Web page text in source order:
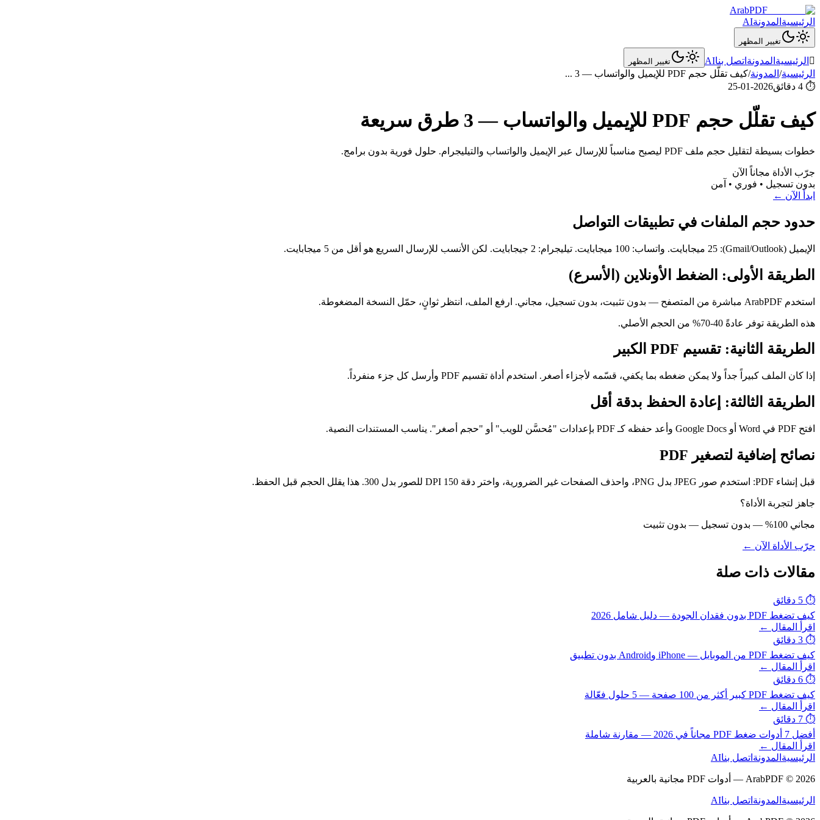
ArabPDF
الرئيسية المدونةAI
تغيير المظهر
 الرئيسية المدونة اتصل بناAI تغيير المظهر
الرئيسية/ المدونة/كيف تقلّل حجم PDF للإيميل والواتساب — 3
...
⏱ 4 دقائق 2026-01-25
كيف تقلّل حجم PDF للإيميل والواتساب — 3 طرق سريعة
خطوات بسيطة لتقليل حجم ملف PDF ليصبح مناسباً للإرسال عبر الإيميل والواتساب والتيليجرام. حلول فورية بدون برامج.
جرّب الأداة مجاناً الآن
بدون تسجيل • فوري • آمن
ابدأ الآن ←
حدود حجم الملفات في تطبيقات التواصل
الإيميل (Gmail/Outlook): 25 ميجابايت. واتساب: 100 ميجابايت. تيليجرام: 2 جيجابايت. لكن الأنسب للإرسال السريع هو أقل من 5 ميجابايت.
الطريقة الأولى: الضغط الأونلاين (الأسرع)
استخدم ArabPDF مباشرة من المتصفح — بدون تثبيت، بدون تسجيل، مجاني. ارفع الملف، انتظر ثوانٍ، حمّل النسخة المضغوطة.
هذه الطريقة توفر عادةً 40-70% من الحجم الأصلي.
الطريقة الثانية: تقسيم PDF الكبير
إذا كان الملف كبيراً جداً ولا يمكن ضغطه بما يكفي، قسّمه لأجزاء أصغر. استخدم أداة تقسيم PDF وأرسل كل جزء منفرداً.
الطريقة الثالثة: إعادة الحفظ بدقة أقل
افتح PDF في Word أو Google Docs وأعد حفظه كـ PDF بإعدادات "مُحسَّن للويب" أو "حجم أصغر". يناسب المستندات النصية.
نصائح إضافية لتصغير PDF
قبل إنشاء PDF: استخدم صور JPEG بدل PNG، واحذف الصفحات غير الضرورية، واختر دقة 150 DPI للصور بدل 300. هذا يقلل الحجم قبل الحفظ.
جاهز لتجربة الأداة؟
مجاني 100% — بدون تسجيل — بدون تثبيت
جرّب الأداة الآن ←
مقالات ذات صلة
⏱ 5 دقائق
كيف تضغط PDF بدون فقدان الجودة — دليل شامل 2026
اقرأ المقال ←
⏱ 3 دقائق
كيف تضغط PDF من الموبايل — iPhone وAndroid بدون تطبيق
اقرأ المقال ←
⏱ 6 دقائق
كيف تضغط PDF كبير أكثر من 100 صفحة — 5 حلول فعّالة
اقرأ المقال ←
⏱ 7 دقائق
أفضل 7 أدوات ضغط PDF مجاناً في 2026 — مقارنة شاملة
اقرأ المقال ←
الرئيسية المدونة اتصل بناAI
ArabPDF © 2026 — أدوات PDF مجانية بالعربية
الرئيسية المدونة اتصل بناAI